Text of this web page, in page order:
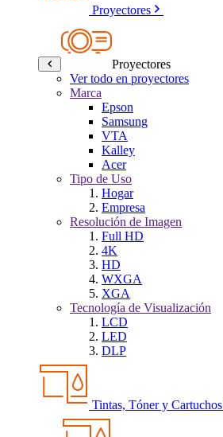
Proyectores
Proyectores
Ver todo en proyectores
Marca
Epson
Samsung
VTA
Kalley
Acer
Tipo de Uso
Hogar
Empresa
Resolución de Imagen
Full HD
4K
HD
WXGA
XGA
Tecnología de Visualización
LCD
LED
DLP
Tintas, Tóner y Cartuchos